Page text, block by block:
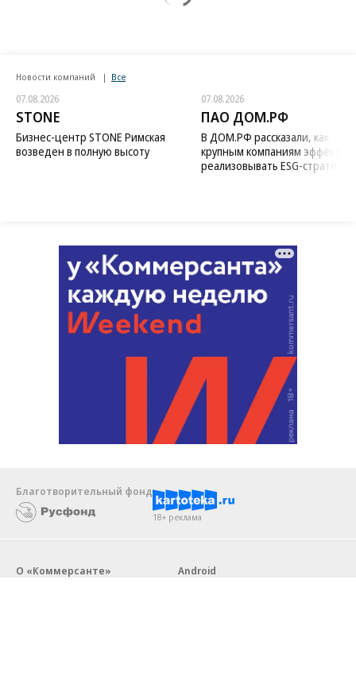
Новости компаний Все
07.08.2026
STONE
Бизнес-центр STONE Римская
возведен в полную высоту
07.08.2026
ПАО ДОМ.РФ
В ДОМ.РФ рассказали, как
крупным компаниям
реализовывать ESG-стратегию
Благотворительный фонд
18+ реклама
О «Коммерсанте»
Android